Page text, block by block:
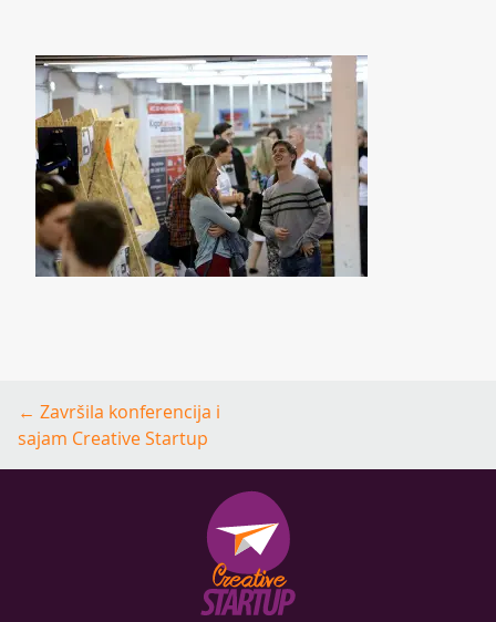
Post
navigation
← Završila konferencija i
sajam Creative Startup